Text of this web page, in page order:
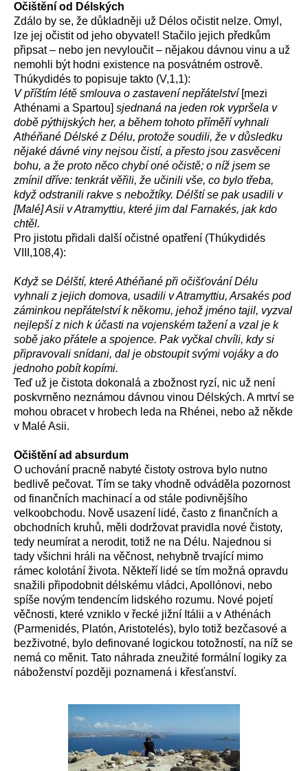
Očištění od Délských
Zdálo by se, že důkladněji už Délos očistit nelze. Omyl,
lze jej očistit od jeho obyvatel! Stačilo jejich předkům
připsat – nebo jen nevyloučit – nějakou dávnou vinu a už
nemohli být hodni existence na posvátném ostrově.
Thúkydidés to popisuje takto (V,1,1):
V příštím létě smlouva o zastavení nepřátelství [mezi
Athénami a Spartou] sjednaná na jeden rok vypršela v
době pýthijských her, a během tohoto příměří vyhnali
Athéňané Délské z Délu, protože soudili, že v důsledku
nějaké dávné viny nejsou čistí, a přesto jsou zasvěceni
bohu, a že proto něco chybí oné očistě; o níž jsem se
zmínil dříve: tenkrát věřili, že učinili vše, co bylo třeba,
když odstranili rakve s nebožtíky. Délští se pak usadili v
[Malé] Asii v Atramyttiu, které jim dal Farnakés, jak kdo
chtěl.
Pro jistotu přidali další očistné opatření (Thúkydidés
VIII,108,4):
Když se Délští, které Athéňané při očišťování Délu
vyhnali z jejich domova, usadili v Atramyttiu, Arsakés pod
záminkou nepřátelství k někomu, jehož jméno tajil, vyzval
nejlepší z nich k účasti na vojenském tažení a vzal je k
sobě jako přátele a spojence. Pak vyčkal chvíli, kdy si
připravovali snídani, dal je obstoupit svými vojáky a do
jednoho pobít kopími.
Teď už je čistota dokonalá a zbožnost ryzí, nic už není
poskvrněno neznámou dávnou vinou Délských. A mrtví se
mohou obracet v hrobech leda na Rhénei, nebo až někde
v Malé Asii.
Očištění ad absurdum
O uchování pracně nabyté čistoty ostrova bylo nutno
bedlivě pečovat. Tím se taky vhodně odváděla pozornost
od finančních machinací a od stále podivnějšího
velkoobchodu. Nově usazení lidé, často z finančních a
obchodních kruhů, měli dodržovat pravidla nové čistoty,
tedy neumírat a nerodit, totiž ne na Délu. Najednou si
tady všichni hráli na věčnost, nehybně trvající mimo
rámec kolotání života. Někteří lidé se tím možná opravdu
snažili připodobnit délskému vládci, Apollónovi, nebo
spíše novým tendencím lidského rozumu. Nové pojetí
věčnosti, které vzniklo v řecké jižní Itálii a v Athénách
(Parmenidés, Platón, Aristotelés), bylo totiž bezčasové a
bezživotné, bylo definované logickou totožností, na níž se
nemá co měnit. Tato náhrada zneužité formální logiky za
náboženství později poznamená i křesťanství.